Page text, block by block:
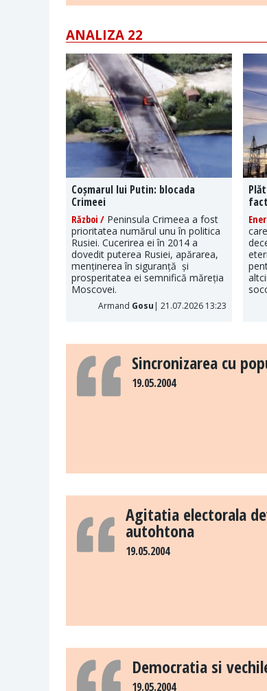
ANALIZA 22
Coșmarul lui Putin: blocada
Crimeei
Război / Peninsula Crimeea a fost
prioritatea numărul unu în politica
Rusiei. Cucerirea ei în 2014 a
dovedit puterea Rusiei, apărarea,
menținerea în siguranță și
prosperitatea ei semnifică măreția
Moscovei.
Armand Gosu | 21.07.2026 13:23
Sincronizarea cu
19.05.2004
Agitatia electorala
autohtona
19.05.2004
Democratia si
19.05.2004